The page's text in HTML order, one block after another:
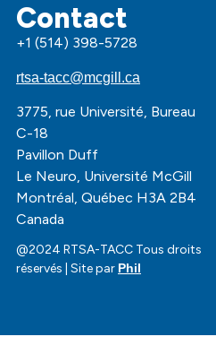
Contact
+1 (514) 398-5728
rtsa-tacc@mcgill.ca
3775, rue Université, Bureau
C-18
Pavillon Duff
Le Neuro, Université McGill
Montréal, Québec H3A 2B4
Canada
@2024 RTSA-TACC Tous droits
réservés | Site par Phil